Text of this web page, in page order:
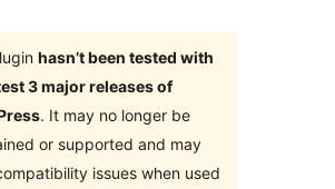
hasn’t been tested with
3 major releases of
. It may no longer be
or supported and may
issues when used